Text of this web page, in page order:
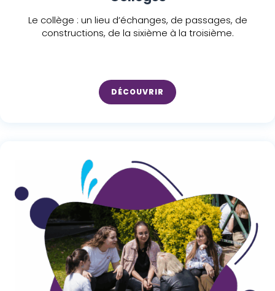
Le collège : un lieu d’échanges, de passages, de
constructions, de la sixième à la troisième.
DÉCOUVRIR